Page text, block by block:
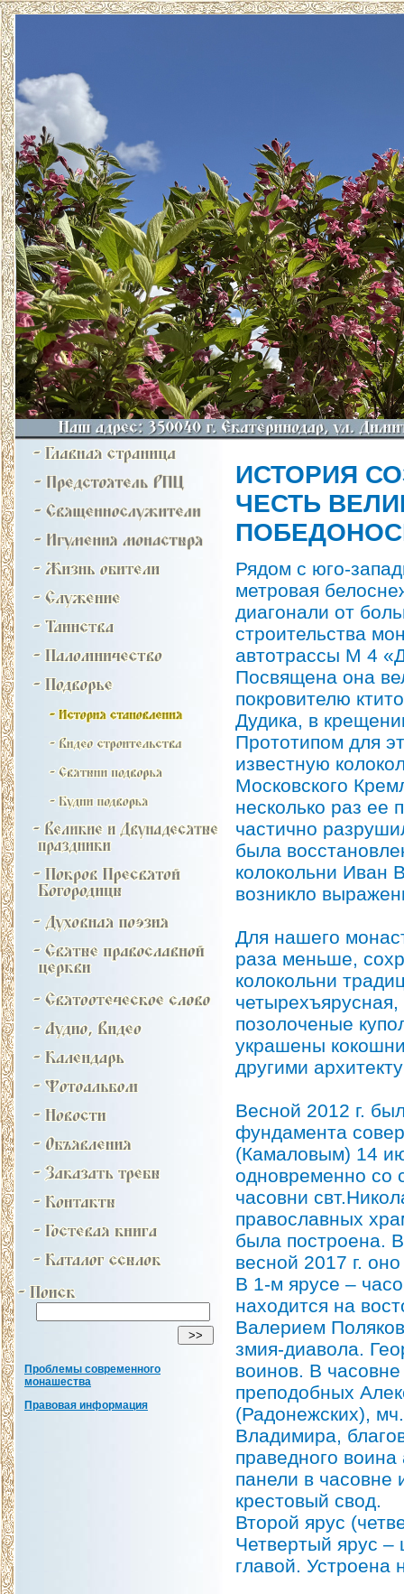
Проблемы современного
монашества
Правовая информация
ИСТОРИЯ
ЧЕСТЬ
Рядом с юго-
метровая
диагонали от
строительства
автотрассы М 4
Посвящена она
покровителю
Дудика, в
Прототипом для
известную
Московского
несколько раз ее
частично
была
колокольни Иван
возникло
Для нашего
раза меньше,
колокольни
позолоченые
украшены
другими
Весной 2012 г.
фундамента
(Камаловым) 14
одновременно со
часовни
православных
была построена.
весной 2017 г.
В 1-м ярусе –
находится на
Валерием
змия-диавола.
воинов. В
преподобных
(Радонежских),
Владимира,
праведного
панели в часовне
крестовый свод.
Второй ярус
Четвертый ярус –
главой. Устроена